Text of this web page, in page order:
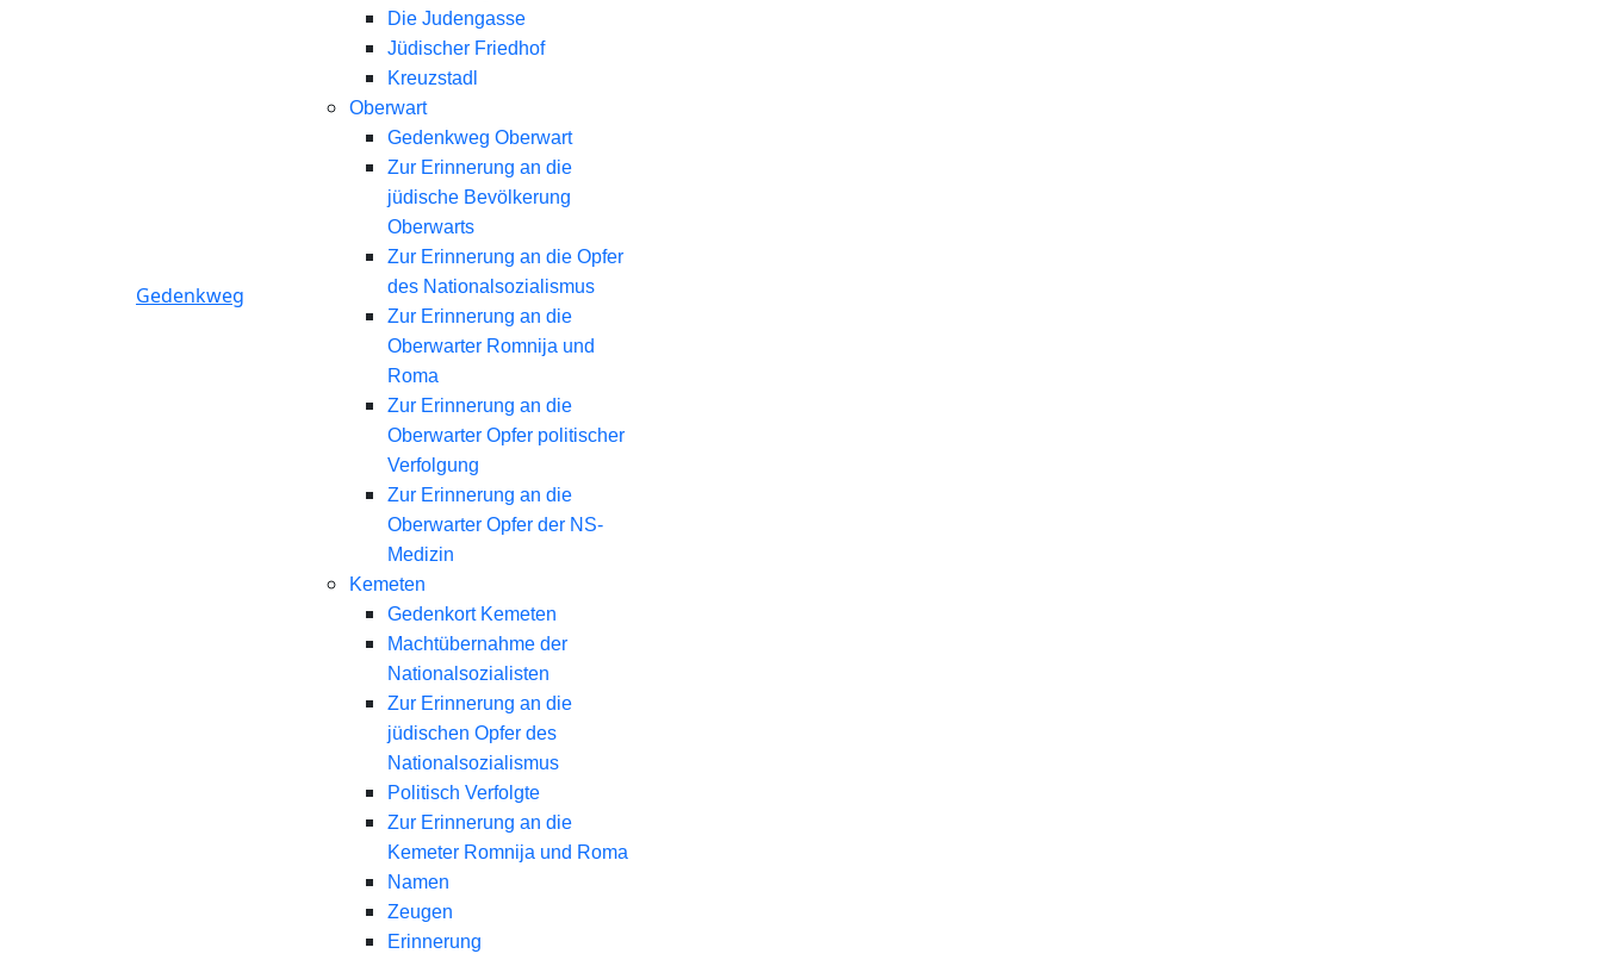
Gedenkweg
Die Judengasse
Jüdischer Friedhof
Kreuzstadl
Oberwart
Gedenkweg Oberwart
Zur Erinnerung an die
jüdische Bevölkerung
Oberwarts
Zur Erinnerung an die Opfer
des Nationalsozialismus
Zur Erinnerung an die
Oberwarter Romnija und
Roma
Zur Erinnerung an die
Oberwarter Opfer politischer
Verfolgung
Zur Erinnerung an die
Oberwarter Opfer der NS-
Medizin
Kemeten
Gedenkort Kemeten
Machtübernahme der
Nationalsozialisten
Zur Erinnerung an die
jüdischen Opfer des
Nationalsozialismus
Politisch Verfolgte
Zur Erinnerung an die
Kemeter Romnija und Roma
Namen
Zeugen
Erinnerung